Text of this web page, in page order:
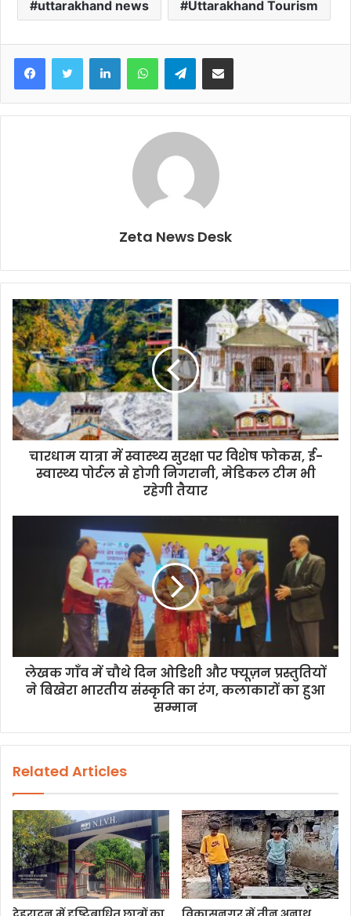
uttarakhand news Uttarakhand Tourism
Telegram
Zeta News Desk
चारधाम यात्रा में स्वास्थ्य सुरक्षा पर विशेष फोकस, ई-
स्वास्थ्य पोर्टल से होगी निगरानी, मेडिकल टीम भी
रहेगी तैयार
लेखक गाँव में चौथे दिन ओडिशी और फ्यूज़न प्रस्तुतियों
ने बिखेरा भारतीय संस्कृति का रंग, कलाकारों का हुआ
सम्मान
Related Articles